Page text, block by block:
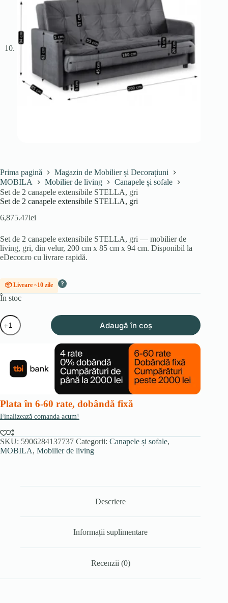
Prima pagină
Magazin de Mobilier și Decorațiuni
MOBILA
Mobilier de living
Canapele și sofale
Set de 2 canapele extensibile STELLA, gri
Set de 2 canapele extensibile STELLA, gri
6,875.47lei
Set de 2 canapele extensibile STELLA, gri — mobilier de
living, gri, din velur, 200 cm x 85 cm x 94 cm. Disponibil la
eDecor.ro cu livrare rapidă.
📦 Livrare ~10 zile ?
În stoc
Cantitate
Set
de
extensibile
STELLA,
Adaugă în coș
Plata în 6-60 rate, dobândă fixă
Finalizează comanda acum!
SKU: 5906284137737 Categorii: Canapele și sofale,
MOBILA, Mobilier de living
Descriere
Informații suplimentare
Recenzii (0)